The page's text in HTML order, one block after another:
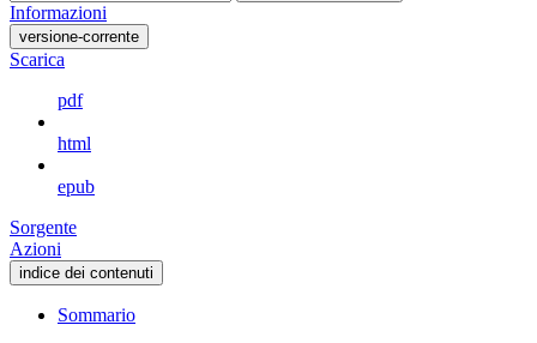
Informazioni
versione-corrente
Scarica
pdf
html
epub
Sorgente
Azioni
indice dei contenuti
Sommario